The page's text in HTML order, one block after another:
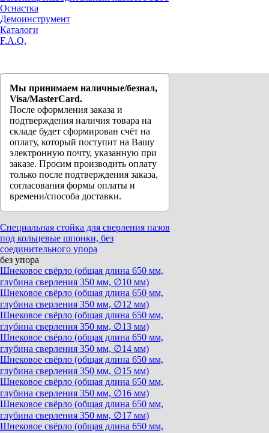
Оснастка
Демоинструмент
Каталоги
F.A.Q.
Мы принимаем наличные/безнал,
Visa/MasterCard.
После оформления заказа и
подтверждения наличия товара на
складе будет сформирован счёт на
оплату, который поступит на Вашу
электронную почту, указанную при
заказе. Просим производить оплату
только после подтверждения заказа,
согласования формы оплаты и
времени/способа доставки.
Специальная стойка для сверления пазов
под кольцевые шпонки, без
соединительного упора
без упора
Шнековое свёрло (общая длина 650 мм,
глубина сверления 350 мм, ∅10 мм)
Шнековое свёрло (общая длина 650 мм,
глубина сверления 350 мм, ∅12 мм)
Шнековое свёрло (общая длина 650 мм,
глубина сверления 350 мм, ∅13 мм)
Шнековое свёрло (общая длина 650 мм,
глубина сверления 350 мм, ∅14 мм)
Шнековое свёрло (общая длина 650 мм,
глубина сверления 350 мм, ∅15 мм)
Шнековое свёрло (общая длина 650 мм,
глубина сверления 350 мм, ∅16 мм)
Шнековое свёрло (общая длина 650 мм,
глубина сверления 350 мм, ∅17 мм)
Шнековое свёрло (общая длина 650 мм,